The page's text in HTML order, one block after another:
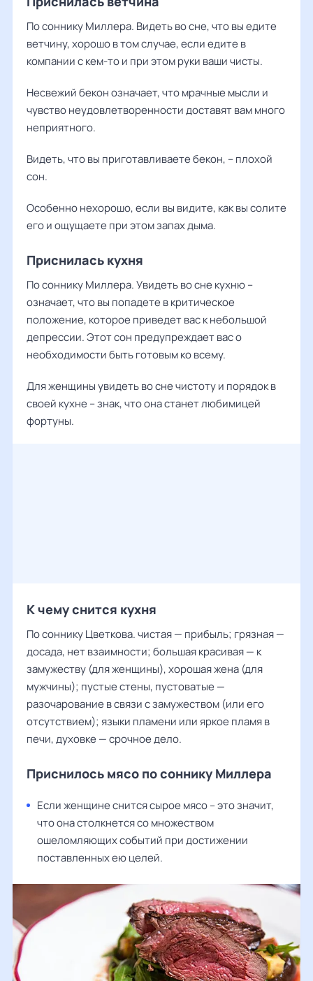
По соннику Миллера. Видеть во сне, что вы едите
ветчину, хорошо в том случае, если едите в
компании с кем-то и при этом руки ваши чисты.
Несвежий бекон означает, что мрачные мысли и
чувство неудовлетворенности доставят вам много
неприятного.
Видеть, что вы приготавливаете бекон, – плохой
сон.
Особенно нехорошо, если вы видите, как вы солите
его и ощущаете при этом запах дыма.
Приснилась кухня
По соннику Миллера. Увидеть во сне кухню –
означает, что вы попадете в критическое
положение, которое приведет вас к небольшой
депрессии. Этот сон предупреждает вас о
необходимости быть готовым ко всему.
Для женщины увидеть во сне чистоту и порядок в
своей кухне – знак, что она станет любимицей
фортуны.
К чему снится кухня
По соннику Цветкова. чистая — прибыль; грязная —
досада, нет взаимности; большая красивая — к
замужеству (для женщины), хорошая жена (для
мужчины); пустые стены, пустоватые —
разочарование в связи с замужеством (или его
отсутствием); языки пламени или яркое пламя в
печи, духовке — срочное дело.
Приснилось мясо по соннику Миллера
Если женщине снится сырое мясо – это значит,
что она столкнется со множеством
ошеломляющих событий при достижении
поставленных ею целей.